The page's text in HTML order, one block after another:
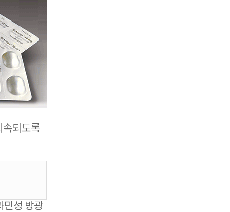
속되도록
민성 방광